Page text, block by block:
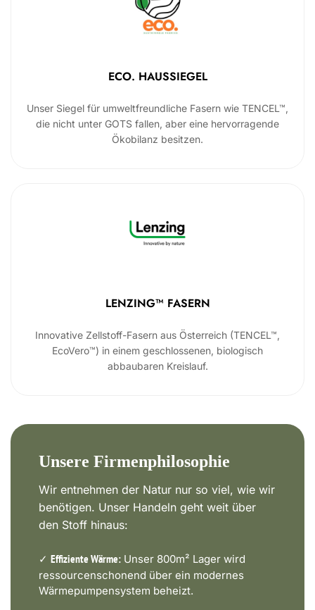
ECO. HAUSSIEGEL
Unser Siegel für umweltfreundliche Fasern wie TENCEL™,
die nicht unter GOTS fallen, aber eine hervorragende
Ökobilanz besitzen.
LENZING™ FASERN
Innovative Zellstoff-Fasern aus Österreich (TENCEL™,
EcoVero™) in einem geschlossenen, biologisch
abbaubaren Kreislauf.
Unsere Firmenphilosophie
Wir entnehmen der Natur nur so viel, wie wir
benötigen. Unser Handeln geht weit über
den Stoff hinaus:
✓ Effiziente Wärme: Unser 800m² Lager wird
ressourcenschonend über ein modernes
Wärmepumpensystem beheizt.